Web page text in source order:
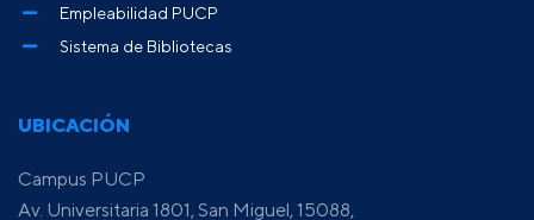
UBICACIÓN
Campus PUCP
Av. Universitaria 1801, San Miguel, 15088,
Empleabilidad PUCP
Sistema de Bibliotecas